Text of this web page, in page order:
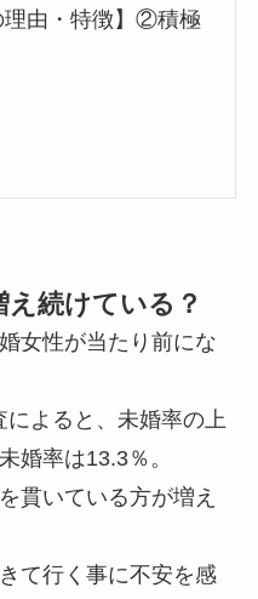
理由・特徴】②積極
続けている？
女性が当たり前にな
よると、未婚率の上
婚率は13.3％。
貫いている方が増え
て行く事に不安を感